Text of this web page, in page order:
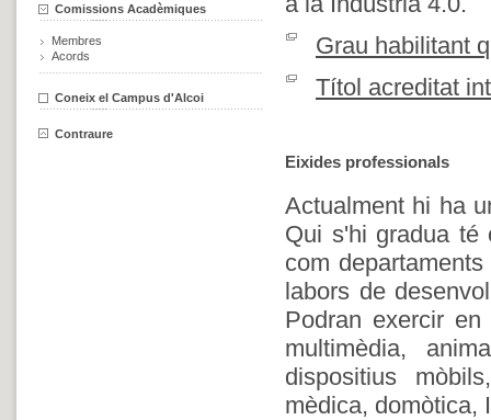
Comissions Acadèmiques
Membres
Acords
Coneix el Campus d'Alcoi
Contraure
Grau habilitant
Títol acreditat
Eixides professionals
Actualment hi ha
Qui s'hi gradua té
com
labors de
Podran exercir
multimèdia,
dispositius
mèdica, domòtica,